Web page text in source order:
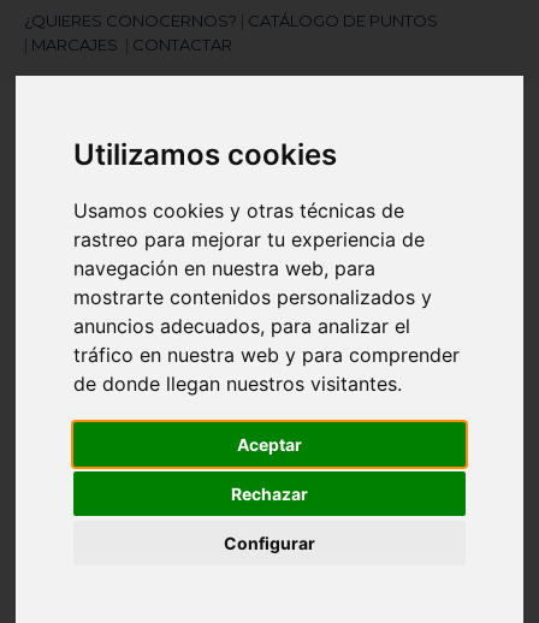
Utilizamos cookies
Usamos cookies y otras técnicas de
rastreo para mejorar tu experiencia de
navegación en nuestra web, para
mostrarte contenidos personalizados y
anuncios adecuados, para analizar el
tráfico en nuestra web y para comprender
de donde llegan nuestros visitantes.
Aceptar
Rechazar
Configurar
¿QUIERES CONOCERNOS?
CATÁLOGO DE PUNTOS
MARCAJES CONTACTAR
¿Necesitas ayuda?
945 121 003
Navegación
Artículos (0)
search
SALUD Y BELLEZA
Aseo y Baño